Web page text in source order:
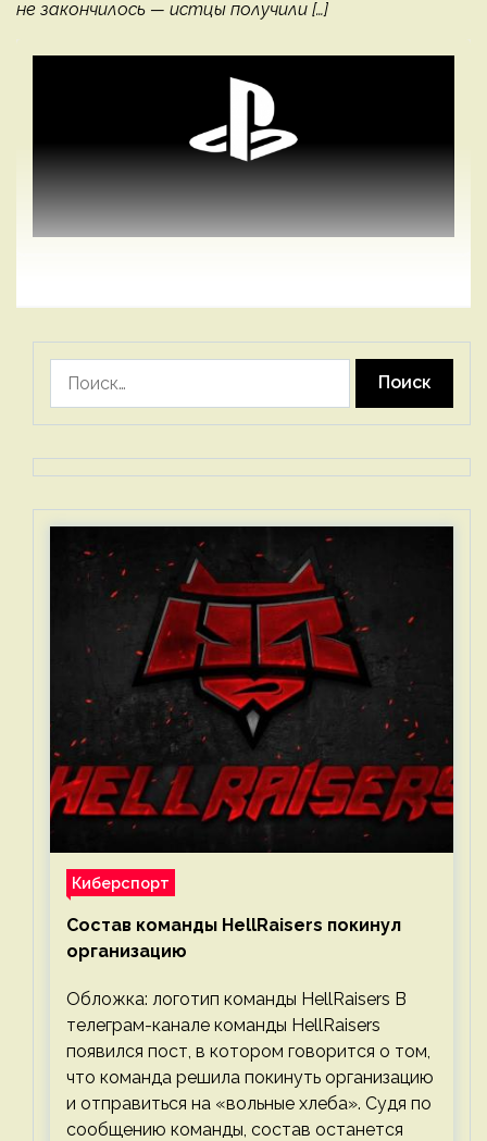
не закончилось — истцы получили […]
Киберспорт
Состав команды HellRaisers покинул
организацию
Обложка: логотип команды HellRaisers В
телеграм-канале команды HellRaisers
появился пост, в котором говорится о том,
что команда решила покинуть организацию
и отправиться на «вольные хлеба». Судя по
сообщению команды, состав останется